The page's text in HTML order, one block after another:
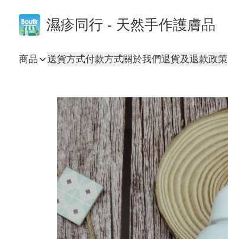
濕疹同行 - 天然手作護膚品
商品 送貨方式付款方式關於我們退貨及退款政策